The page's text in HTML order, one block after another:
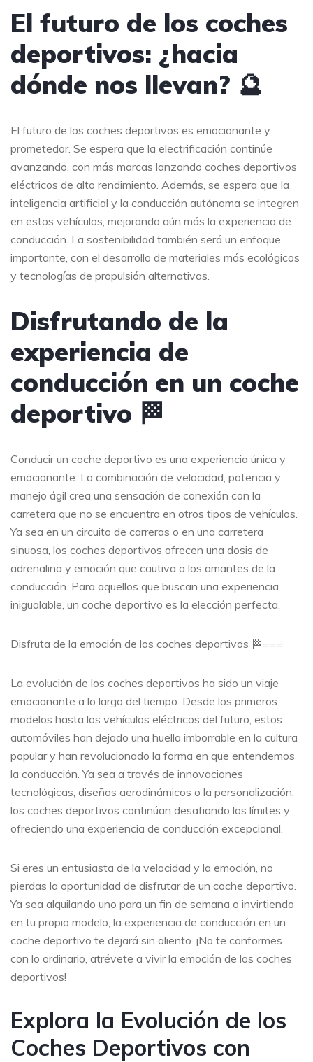
El futuro de los coches
deportivos: ¿hacia
dónde nos llevan? 🔮
El futuro de los coches deportivos es emocionante y
prometedor. Se espera que la electrificación continúe
avanzando, con más marcas lanzando coches deportivos
eléctricos de alto rendimiento. Además, se espera que la
inteligencia artificial y la conducción autónoma se integren
en estos vehículos, mejorando aún más la experiencia de
conducción. La sostenibilidad también será un enfoque
importante, con el desarrollo de materiales más ecológicos
y tecnologías de propulsión alternativas.
Disfrutando de la
experiencia de
conducción en un coche
deportivo 🏁
Conducir un coche deportivo es una experiencia única y
emocionante. La combinación de velocidad, potencia y
manejo ágil crea una sensación de conexión con la
carretera que no se encuentra en otros tipos de vehículos.
Ya sea en un circuito de carreras o en una carretera
sinuosa, los coches deportivos ofrecen una dosis de
adrenalina y emoción que cautiva a los amantes de la
conducción. Para aquellos que buscan una experiencia
inigualable, un coche deportivo es la elección perfecta.
Disfruta de la emoción de los coches deportivos 🏁===
La evolución de los coches deportivos ha sido un viaje
emocionante a lo largo del tiempo. Desde los primeros
modelos hasta los vehículos eléctricos del futuro, estos
automóviles han dejado una huella imborrable en la cultura
popular y han revolucionado la forma en que entendemos
la conducción. Ya sea a través de innovaciones
tecnológicas, diseños aerodinámicos o la personalización,
los coches deportivos continúan desafiando los límites y
ofreciendo una experiencia de conducción excepcional.
Si eres un entusiasta de la velocidad y la emoción, no
pierdas la oportunidad de disfrutar de un coche deportivo.
Ya sea alquilando uno para un fin de semana o invirtiendo
en tu propio modelo, la experiencia de conducción en un
coche deportivo te dejará sin aliento. ¡No te conformes
con lo ordinario, atrévete a vivir la emoción de los coches
deportivos!
Explora la Evolución de los
Coches Deportivos con